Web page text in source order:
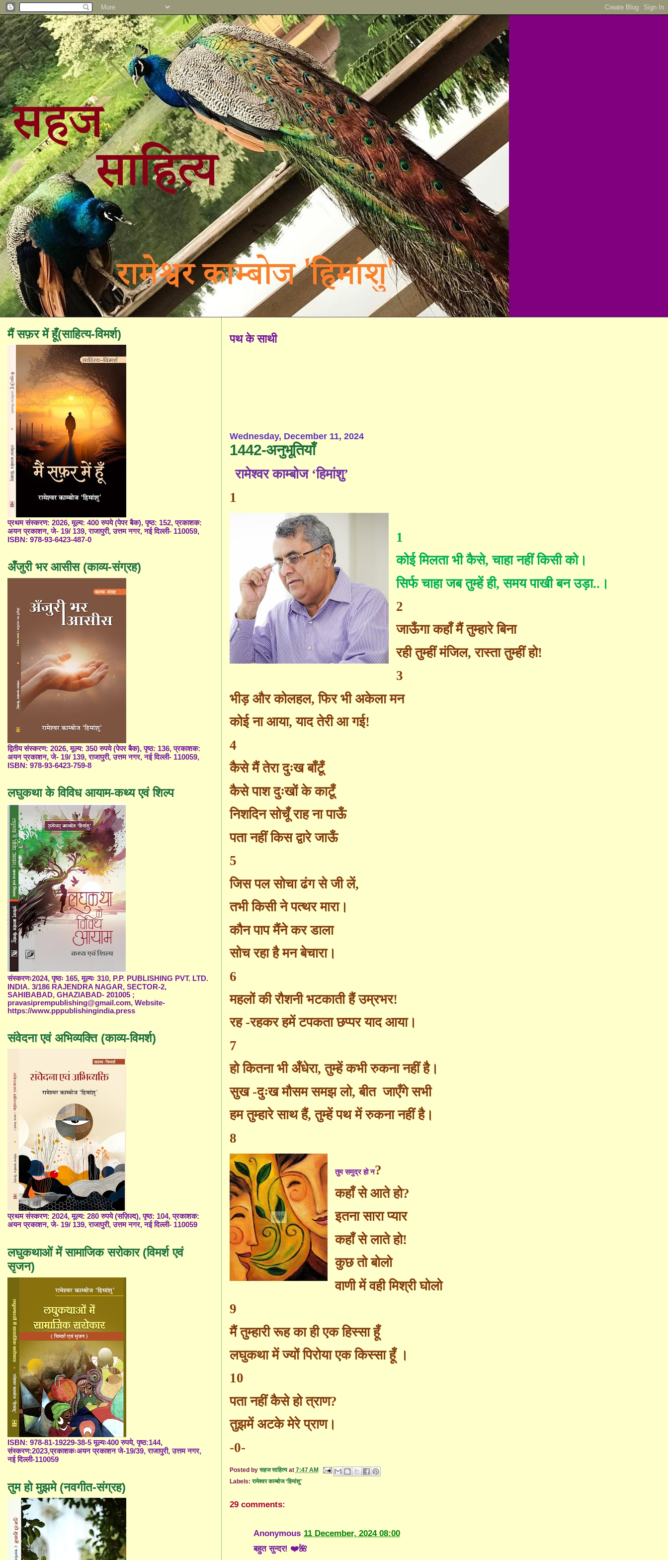
पथ के साथी
Wednesday, December 11, 2024
1442-अनुभूतियाँ
रामेश्वर काम्बोज ‘हिमांशु’
1
1
कोई मिलता भी कैसे,चाहा नहीं किसी को।
सिर्फ चाहा जब तुम्हें ही,समय पाखी बन उड़ा..।
2
जाऊँगा कहाँ मैं तुम्हारे बिना
रही तुम्हीं मंजिल,रास्ता तुम्हीं हो!
3
भीड़ और कोलहल,फिर भी अकेला मन
कोई ना आया,याद तेरी आ गई!
4
कैसे मैं तेरा दुःख बाँटूँ
कैसे पाश दुःखों के काटूँ
निशदिन सोचूँ राह ना पाऊँ
पता नहीं किस द्वारे जाऊँ
5
जिस पल सोचा ढंग से जी लें,
तभी किसी ने पत्थर मारा।
कौन पाप मैंने कर डाला
सोच रहा है मन बेचारा।
6
महलों की रौशनी भटकाती हैं उम्रभर!
रह -रहकर हमें टपकता छप्पर याद आया।
7
हो कितना भी अँधेरा,तुम्हें कभी रुकना नहीं है।
सुख -दुःख मौसम समझ लो,बीत जाएँगे सभी
हम तुम्हारे साथ हैं,तुम्हें पथ में रुकना नहीं है।
8
तुम समुद्र हो न?
कहाँ से आते हो?
इतना सारा प्यार
कहाँ से लाते हो!
कुछ तो बोलो
वाणी में वही मिश्री घोलो
9
मैं तुम्हारी रूह का ही एक हिस्सा हूँ
लघुकथा में ज्यों पिरोया एक किस्सा हूँ ।
10
पता नहीं कैसे हो त्राण?
तुझमें अटके मेरे प्राण।
-0-
Posted byसहज साहित्य at 7:47 AM
Labels:रामेश्वर काम्बोज ‘हिमांशु’
29 comments:
Anonymous 11 December, 2024 08:00
बहुत सुन्दर! ❤️🌺
मैं सफ़र में हूँ(साहित्य-विमर्श)
प्रथम संस्करण: 2026, मूल्य: 400 रुपये (पेपर बैक), पृष्ठ: 152, प्रकाशक:
अयन प्रकाशन, जे- 19/ 139, राजापुरी, उत्तम नगर, नई दिल्ली- 110059,
ISBN: 978-93-6423-487-0
अँजुरी भर आसीस (काव्य-संग्रह)
द्वितीय संस्करण: 2026, मूल्य: 350 रुपये (पेपर बैक), पृष्ठ: 136, प्रकाशक:
अयन प्रकाशन, जे- 19/ 139, राजापुरी, उत्तम नगर, नई दिल्ली- 110059,
ISBN: 978-93-6423-759-8
लघुकथा के विविध आयाम-कथ्य एवं शिल्प
संस्करणः2024, पृष्ठः 165, मूल्यः 310, P.P. PUBLISHING PVT. LTD.
INDIA. 3/186 RAJENDRA NAGAR, SECTOR-2,
SAHIBABAD, GHAZIABAD- 201005 ;
pravasiprempublishing@gmail.com, Website-
https://www.pppublishingindia.press
संवेदना एवं अभिव्यक्ति (काव्य-विमर्श)
प्रथम संस्करण: 2024, मूल्य: 280 रुपये (सज़िल्द), पृष्ठ: 104, प्रकाशक:
अयन प्रकाशन, जे- 19/ 139, राजापुरी, उत्तम नगर, नई दिल्ली- 110059
लघुकथाओं में सामाजिक सरोकार (विमर्श एवं
सृजन)
ISBN: 978-81-19229-38-5 मूल्यः400 रुपये, पृष्ठ:144,
संस्करण:2023,प्रकाशकःअयन प्रकाशन जे-19/39, राजापुरी, उत्तम नगर,
नई दिल्ली-110059
तुम हो मुझमे (नवगीत-संग्रह)